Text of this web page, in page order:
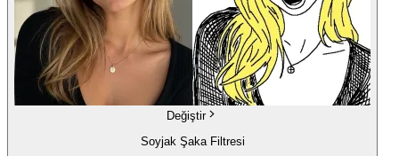
Değiştir
Soyjak Şaka Filtresi